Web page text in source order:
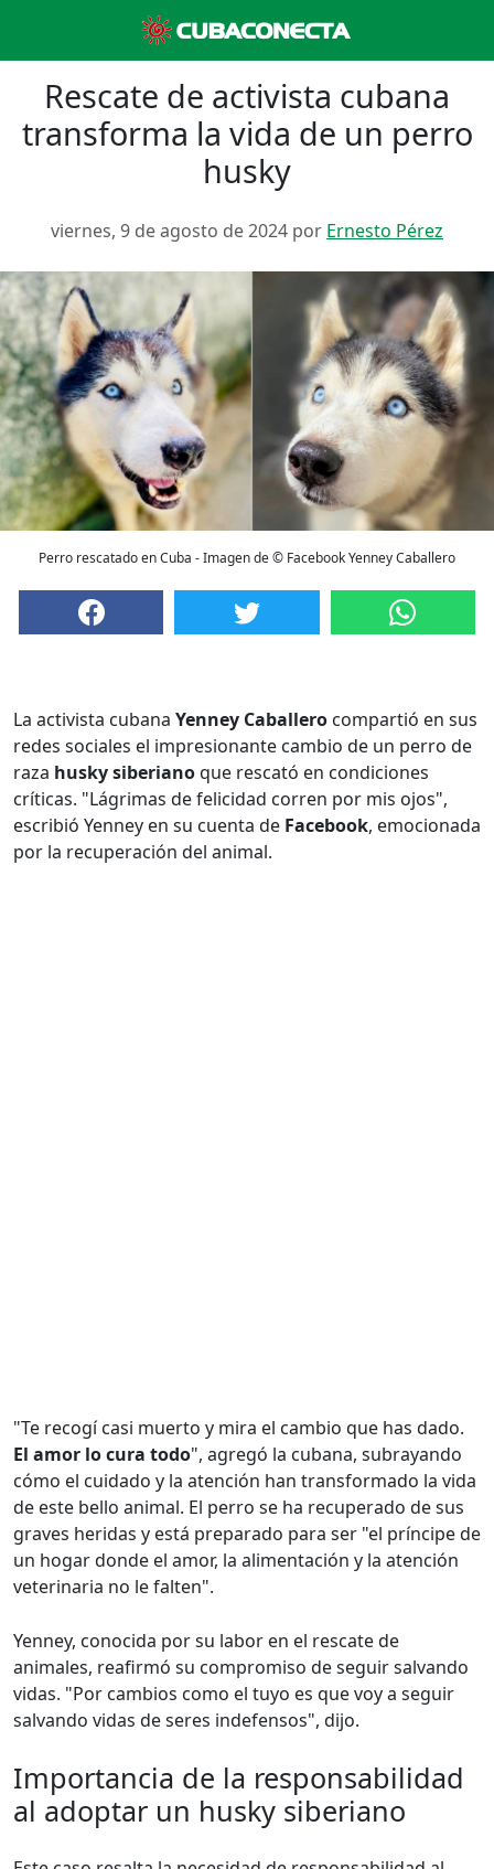
Rescate de activista cubana
transforma la vida de un perro
husky
viernes, 9 de agosto de 2024 por Ernesto Pérez
Perro rescatado en Cuba - Imagen de © Facebook Yenney Caballero
La activista cubana Yenney Caballero compartió en sus
redes sociales el impresionante cambio de un perro de
raza husky siberianoque rescató en condiciones
críticas. "Lágrimas de felicidad corren por mis ojos",
escribió Yenney en su cuenta de Facebook, emocionada
por la recuperación del animal.
"Te recogí casi muerto y mira el cambio que has dado.
El amor lo cura todo", agregó la cubana, subrayando
cómo el cuidado y la atención han transformado la vida
de este bello animal. El perro se ha recuperado de sus
graves heridas y está preparado para ser "el príncipe de
un hogar donde el amor, la alimentación y la atención
veterinaria no le falten".
Yenney, conocida por su labor en el rescate de
animales, reafirmó su compromiso de seguir salvando
vidas. "Por cambios como el tuyo es que voy a seguir
salvando vidas de seres indefensos", dijo.
Importancia de la responsabilidad
al adoptar un husky siberiano